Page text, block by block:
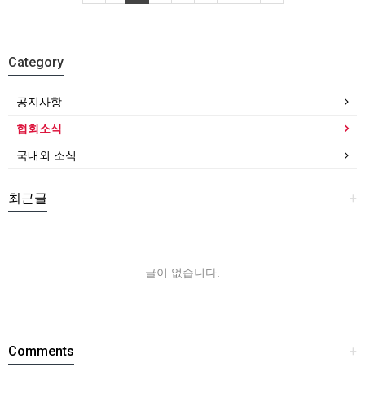
Category
공지사항
협회소식
국내외 소식
+
최근글
글이 없습니다.
+
Comments